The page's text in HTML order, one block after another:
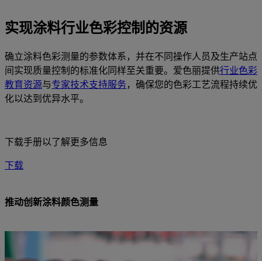
实现涂料行业色彩控制的资源
确立涂料色彩测量的参数体系，并在不同操作人员及生产站点
间实现质量控制的标准化同样至关重要。爱色丽提供行业色彩
教育资源与专家技术支持服务 ，确保您的色彩工艺流程持续优
化以达到优异水平。
下载手册以了解更多信息
下载
推动创新涂料颜色测量